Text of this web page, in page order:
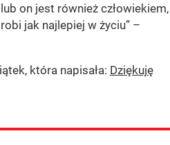
on jest również człowiekiem,
jak najlepiej w życiu” –
która napisała: Dziękuję